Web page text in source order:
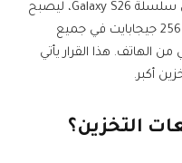
سعة 128 جيجابايت كنقطة انطلاق في سلسلة Galaxy S26، ليصبح
الحد الأدنى الجديد لسعات التخزين هو 256 جيجابايت في جميع
الهاتف. هذا القرار يأتي
أكبر.
التخزين؟